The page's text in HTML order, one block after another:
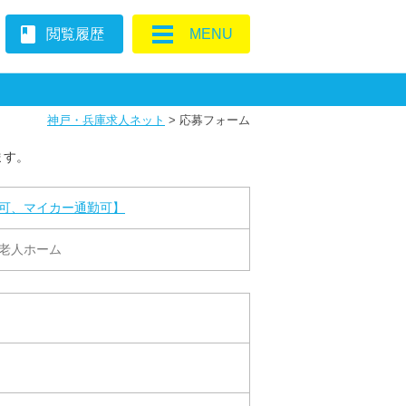
MENU
book 閲覧履歴
神戸・兵庫求人ネット > 応募フォーム
。
、マイカー通勤可】
人ホーム